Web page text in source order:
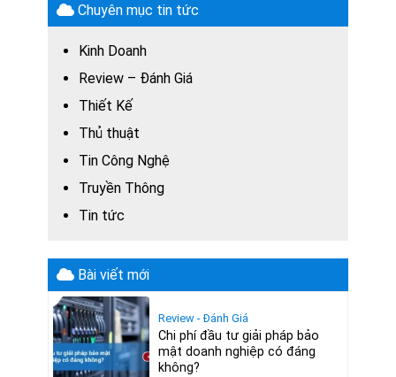
Chuyên mục tin tức
Kinh Doanh
Review – Đánh Giá
Thiết Kế
Thủ thuật
Tin Công Nghệ
Truyền Thông
Tin tức
Bài viết mới
Review - Đánh Giá
Chi phí đầu tư giải pháp bảo
mật doanh nghiệp có đáng
không?